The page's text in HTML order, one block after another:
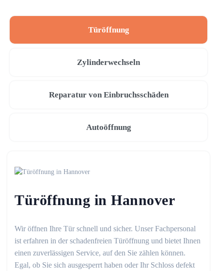
Türöffnung
Zylinderwechseln
Reparatur von Einbruchsschäden
Autoöffnung
Türöffnung in Hannover
Wir öffnen Ihre Tür schnell und sicher. Unser Fachpersonal
ist erfahren in der schadenfreien Türöffnung und bietet Ihnen
einen zuverlässigen Service, auf den Sie zählen können.
Egal, ob Sie sich ausgesperrt haben oder Ihr Schloss defekt